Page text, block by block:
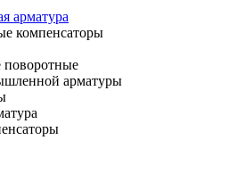
арматура
компенсаторы
поворотные
арматуры